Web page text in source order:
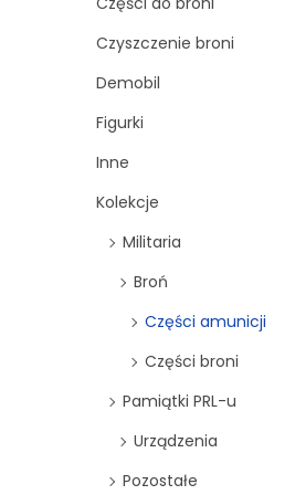
Czyszczenie broni
Demobil
Figurki
Inne
Kolekcje
Militaria
Broń
Części amunicji
Części broni
Pamiątki PRL-u
Urządzenia
Pozostałe